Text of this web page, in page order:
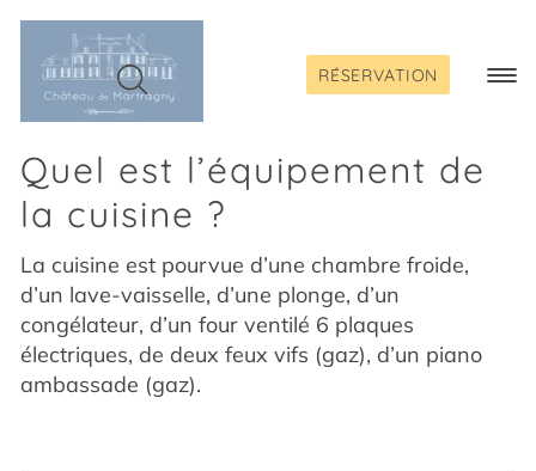
Passer
contenu
RÉSERVATION
Quel est l’équipement de
la cuisine ?
La cuisine est pourvue d’une chambre froide,
d’un lave-vaisselle, d’une plonge, d’un
congélateur, d’un four ventilé 6 plaques
électriques, de deux feux vifs (gaz), d’un piano
ambassade (gaz).